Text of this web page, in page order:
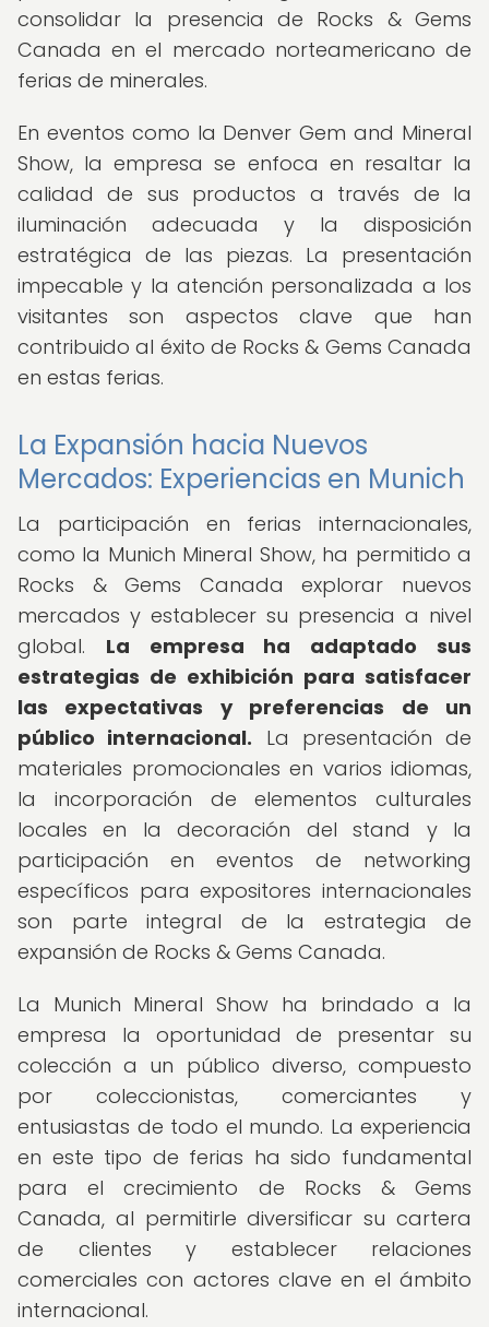
consolidar la presencia de Rocks & Gems
Canada en el mercado norteamericano de
ferias de minerales.
En eventos como la Denver Gem and Mineral
Show, la empresa se enfoca en resaltar la
calidad de sus productos a través de la
iluminación adecuada y la disposición
estratégica de las piezas. La presentación
impecable y la atención personalizada a los
visitantes son aspectos clave que han
contribuido al éxito de Rocks & Gems Canada
en estas ferias.
La Expansión hacia Nuevos
Mercados: Experiencias en Munich
La participación en ferias internacionales,
como la Munich Mineral Show, ha permitido a
Rocks & Gems Canada explorar nuevos
mercados y establecer su presencia a nivel
global. La empresa ha adaptado sus
estrategias de exhibición para satisfacer
las expectativas y preferencias de un
público internacional. La presentación de
materiales promocionales en varios idiomas,
la incorporación de elementos culturales
locales en la decoración del stand y la
participación en eventos de networking
específicos para expositores internacionales
son parte integral de la estrategia de
expansión de Rocks & Gems Canada.
La Munich Mineral Show ha brindado a la
empresa la oportunidad de presentar su
colección a un público diverso, compuesto
por coleccionistas, comerciantes y
entusiastas de todo el mundo. La experiencia
en este tipo de ferias ha sido fundamental
para el crecimiento de Rocks & Gems
Canada, al permitirle diversificar su cartera
de clientes y establecer relaciones
comerciales con actores clave en el ámbito
internacional.